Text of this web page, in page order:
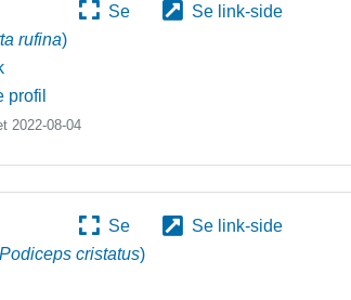
Se
Se link-side
rufina)
profil
2022-08-04
Se
Se link-side
Podiceps cristatus)